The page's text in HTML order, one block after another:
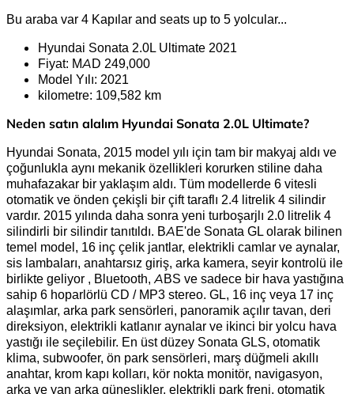
Bu araba var 4 Kapılar and seats up to 5 yolcular...
Hyundai Sonata 2.0L Ultimate 2021
Fiyat: MAD 249,000
Model Yılı: 2021
kilometre: 109,582 km
Neden satın alalım Hyundai Sonata 2.0L Ultimate?
Hyundai Sonata, 2015 model yılı için tam bir makyaj aldı ve
çoğunlukla aynı mekanik özellikleri korurken stiline daha
muhafazakar bir yaklaşım aldı. Tüm modellerde 6 vitesli
otomatik ve önden çekişli bir çift taraflı 2.4 litrelik 4 silindir
vardır. 2015 yılında daha sonra yeni turboşarjlı 2.0 litrelik 4
silindirli bir silindir tanıtıldı. BAE'de Sonata GL olarak bilinen
temel model, 16 inç çelik jantlar, elektrikli camlar ve aynalar,
sis lambaları, anahtarsız giriş, arka kamera, seyir kontrolü ile
birlikte geliyor , Bluetooth, ABS ve sadece bir hava yastığına
sahip 6 hoparlörlü CD / MP3 stereo. GL, 16 inç veya 17 inç
alaşımlar, arka park sensörleri, panoramik açılır tavan, deri
direksiyon, elektrikli katlanır aynalar ve ikinci bir yolcu hava
yastığı ile seçilebilir. En üst düzey Sonata GLS, otomatik
klima, subwoofer, ön park sensörleri, marş düğmeli akıllı
anahtar, krom kapı kolları, kör nokta monitör, navigasyon,
arka ve yan arka güneşlikler, elektrikli park freni, otomatik